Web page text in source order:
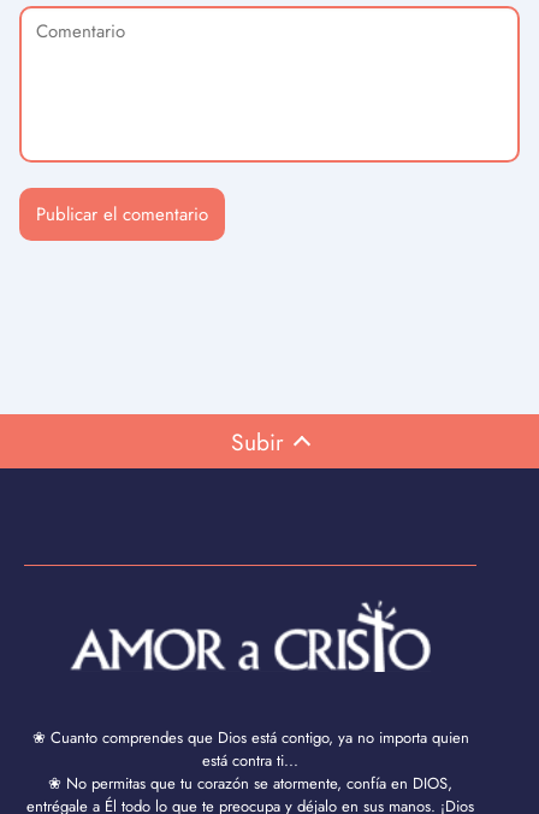
Subir
❀ Cuanto comprendes que Dios está contigo, ya no importa quien
está contra ti...
❀ No permitas que tu corazón se atormente, confía en DIOS,
entrégale a Él todo lo que te preocupa y déjalo en sus manos. ¡Dios